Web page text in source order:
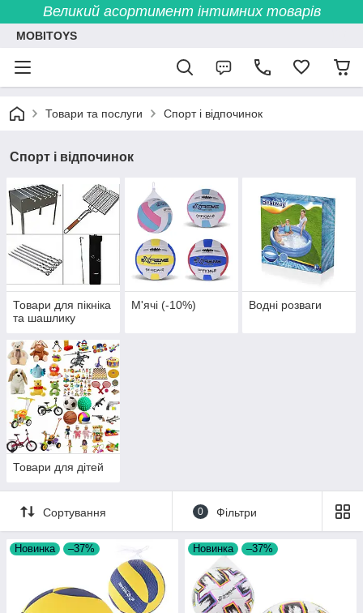
Великий асортимент інтимних товарів
MOBITOYS
Товари та послуги Спорт і відпочинок
Спорт і відпочинок
Товари для пікніка
та шашлику
М'ячі (-10%) Водні розваги
Товари для дітей
Сортування 0 Фільтри
Новинка –37% Новинка –37%